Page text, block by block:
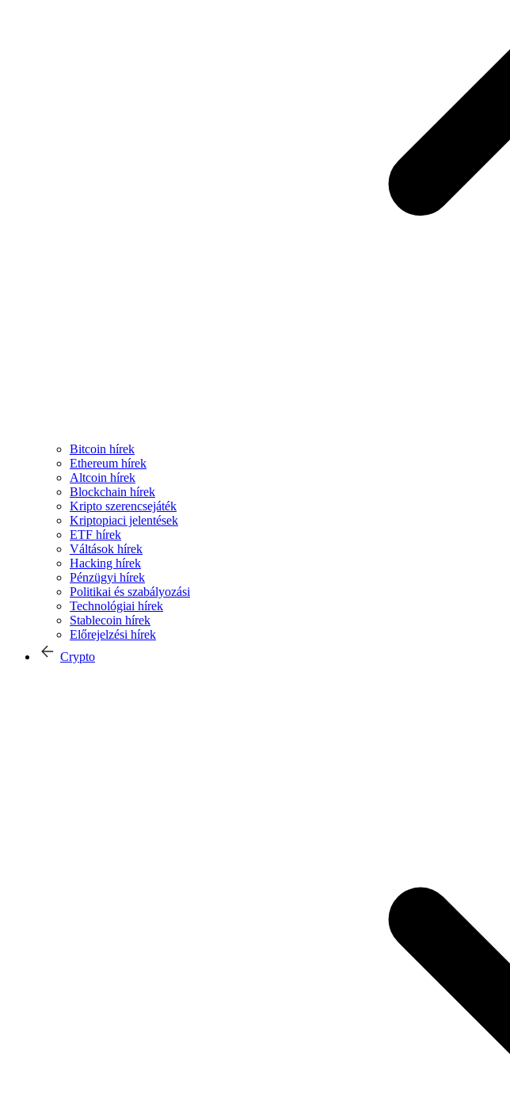
Bitcoin hírek
Ethereum hírek
Altcoin hírek
Blockchain hírek
Kripto szerencsejáték
Kriptopiaci jelentések
ETF hírek
Váltások hírek
Hacking hírek
Pénzügyi hírek
Politikai és szabályozási
Technológiai hírek
Stablecoin hírek
Előrejelzési hírek
Crypto